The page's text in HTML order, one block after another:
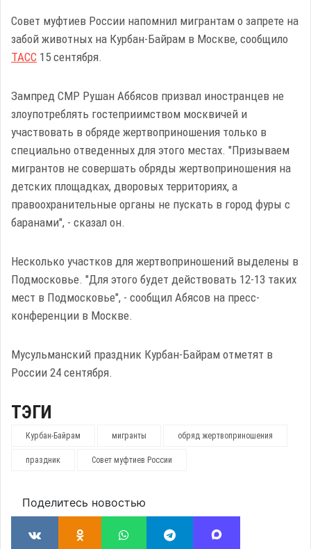
Совет муфтиев России напомнил мигрантам о запрете на
забой животных на Курбан-Байрам в Москве, сообщило
ТАСС 15 сентября.
Зампред СМР Рушан Аббясов призвал иностранцев не
злоупотреблять гостеприимством москвичей и
участвовать в обряде жертвоприношения только в
специально отведенных для этого местах. "Призываем
мигрантов не совершать обряды жертвоприношения на
детских площадках, дворовых территориях, а
правоохранительные органы не пускать в город фуры с
баранами", - сказал он.
Несколько участков для жертвоприношений выделены в
Подмосковье. "Для этого будет действовать 12-13 таких
мест в Подмосковье", - сообщил Абясов на пресс-
конференции в Москве.
Мусульманский праздник Курбан-Байрам отметят в
России 24 сентября.
ТЭГИ
Курбан-Байрам мигранты обряд жертвоприношения
праздник Совет муфтиев России
Поделитесь новостью